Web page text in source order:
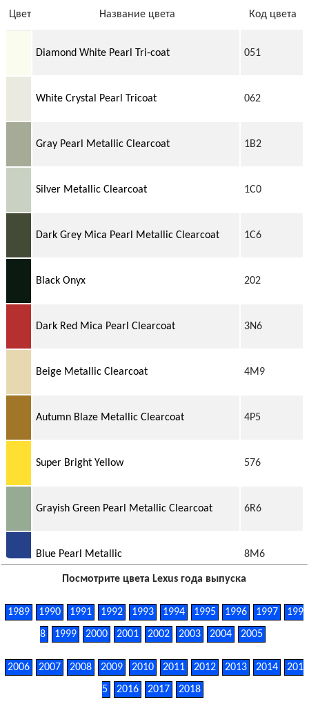
Цвет Название цвета Код цвета
Diamond White Pearl Tri-coat 051
White Crystal Pearl Tricoat 062
Gray Pearl Metallic Clearcoat 1B2
Silver Metallic Clearcoat 1C0
Dark Grey Mica Pearl Metallic Clearcoat 1C6
Black Onyx 202
Dark Red Mica Pearl Clearcoat 3N6
Beige Metallic Clearcoat 4M9
Autumn Blaze Metallic Clearcoat 4P5
Super Bright Yellow 576
Grayish Green Pearl Metallic Clearcoat 6R6
Blue Pearl Metallic 8M6
Silver Metallic Clearcoat (Cladding) UCA29
Light Grayish Beige Metallic Clearcoat
Посмотрите цвета Lexus года выпуска
1989 1990 1991 1992 1993 1994 1995 1996 1997
199
8
1999 2000 2001 2002 2003 2004 2005
2006 2007 2008 2009 2010 2011 2012 2013 2014
201
5
2016 2017 2018